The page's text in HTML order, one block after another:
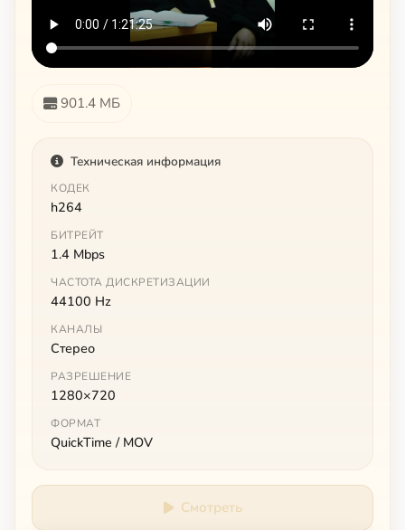
901.4 МБ
Техническая информация
КОДЕК
h264
БИТРЕЙТ
1.4 Mbps
ЧАСТОТА ДИСКРЕТИЗАЦИИ
44100 Hz
КАНАЛЫ
Стерео
РАЗРЕШЕНИЕ
1280×720
ФОРМАТ
QuickTime / MOV
Смотреть